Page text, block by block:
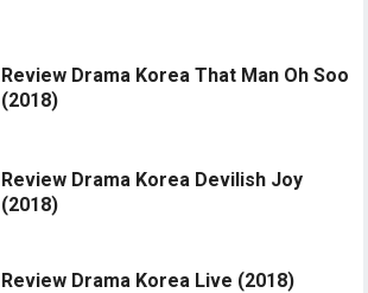
Review Drama Korea That Man Oh Soo
(2018)
Review Drama Korea Devilish Joy
(2018)
Review Drama Korea Live (2018)